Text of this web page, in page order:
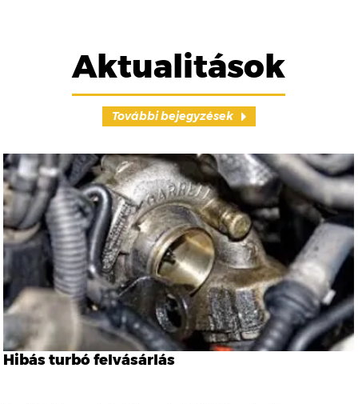
Aktualitások
További bejegyzések
Hibás turbó felvásárlás